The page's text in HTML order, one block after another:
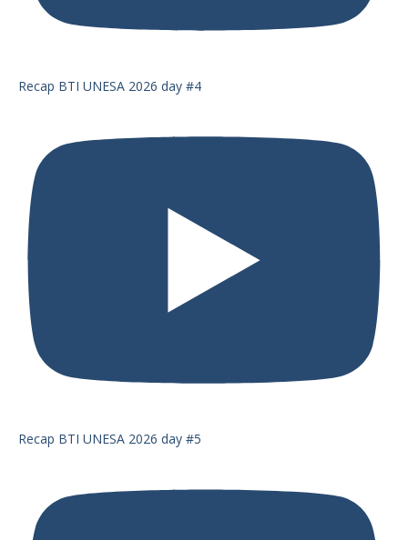
Recap BTI UNESA 2026 day #4
Recap BTI UNESA 2026 day #5